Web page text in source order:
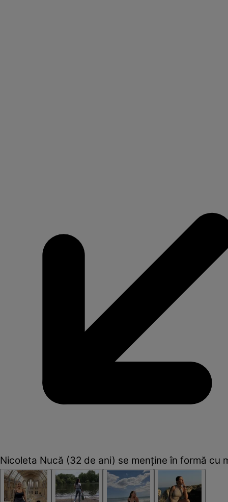
Nicoleta Nucă (32 de ani) se menține în formă cu